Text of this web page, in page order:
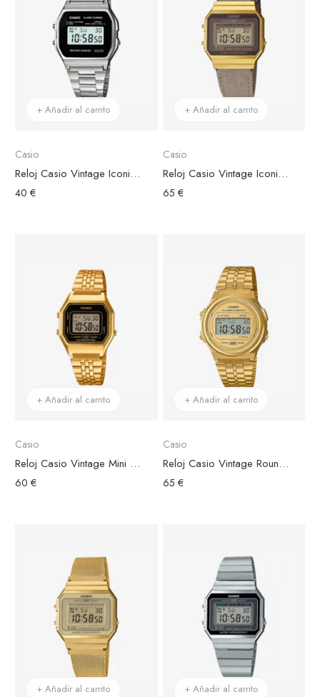
+ Añadir al carrito
Casio
Reloj Casio Vintage Iconic Acero Plateado Esfera Negra Rectangular
40 €
+ Añadir al carrito
Casio
Reloj Casio Vintage Iconic Brazalete Tela Marrón Caja Dorada
65 €
+ Añadir al carrito
Casio
Reloj Casio Vintage Mini Acero Dorado Esfera Negra
60 €
+ Añadir al carrito
Casio
Reloj Casio Vintage Round Acero Dorado Esfera Redonda Dorada
65 €
+ Añadir al carrito + Añadir al carrito